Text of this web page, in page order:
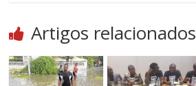
Artigos relacionados